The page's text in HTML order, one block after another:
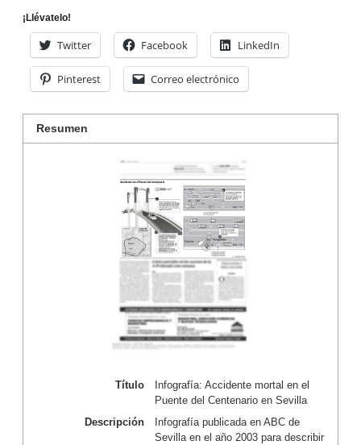
¡Llévatelo!
Twitter Facebook LinkedIn
Pinterest Correo electrónico
Resumen
Título
Infografía: Accidente mortal en el
Puente del Centenario en Sevilla
Descripción
Infografía publicada en ABC de
Sevilla en el año 2003 para describir